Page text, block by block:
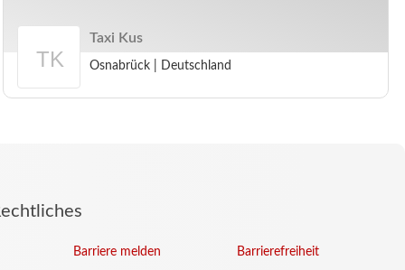
Arbeitgeberprofil
Taxi Kus
Osnabrück Deutschland
Barriere melden Barrierefreiheit